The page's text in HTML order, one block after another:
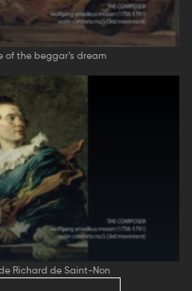
of the beggar’s dream
Richard de Saint-Non